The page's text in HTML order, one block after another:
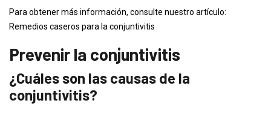
Para obtener más información, consulte nuestro artículo:
Remedios caseros para la conjuntivitis
Prevenir la conjuntivitis
¿Cuáles son las causas de la
conjuntivitis?